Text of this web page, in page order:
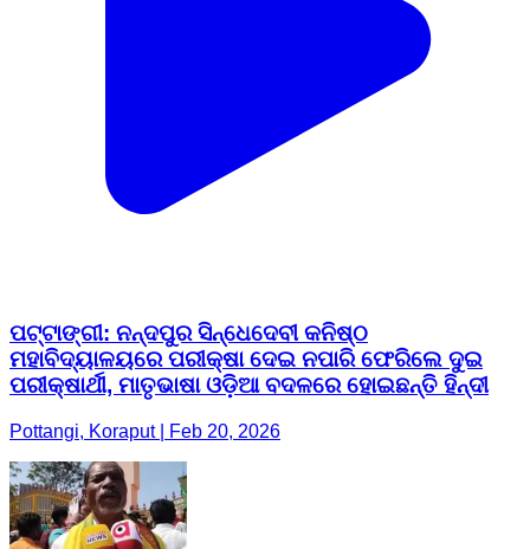
ପଟ୍ଟାଙ୍ଗୀ: ନନ୍ଦପୁର ସିନ୍ଧେଦେବୀ କନିଷ୍ଠ
ମହାବିଦ୍ୟାଳୟରେ ପରୀକ୍ଷା ଦେଇ ନପାରି ଫେରିଲେ ଦୁଇ
ପରୀକ୍ଷାର୍ଥୀ, ମାତୃଭାଷା ଓଡ଼ିଆ ବଦଳରେ ହୋଇଛନ୍ତି ହିନ୍ଦୀ
Pottangi, Koraput | Feb 20, 2026